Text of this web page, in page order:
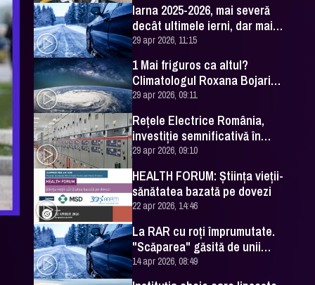
Iarna 2025-2026, mai severă
decât ultimele ierni, dar mai
blândă faţă de ce era acum 50
de ani
29 apr 2026, 11:15
1 Mai friguros ca altul?
Climatologul Roxana Bojariu
vine cu toate detaliile
29 apr 2026, 09:11
Reţele Electrice România,
investiţie semnificativă în
Staţia Obor
29 apr 2026, 09:10
HEALTH FORUM: Știința vieții-
sănătatea bazată pe dovezi
22 apr 2026, 14:46
La RAR cu roţi împrumutate.
"Scăparea" găsită de unii
şoferi
14 apr 2026, 08:49